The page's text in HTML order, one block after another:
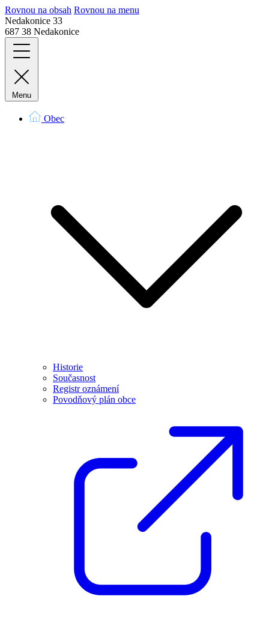
Rovnou na obsah Rovnou na menu
Nedakonice 33
687 38 Nedakonice
Menu
Obec
Historie
Současnost
Registr oznámení
Povodňový plán obce